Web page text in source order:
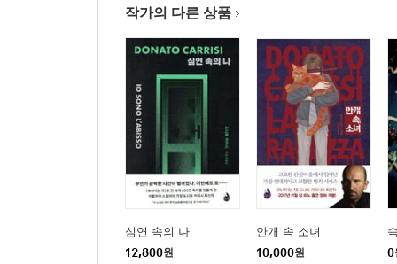
작가의 다른 상품
심연 속의 나
12,800원
안개 속 소녀
10,000원 0